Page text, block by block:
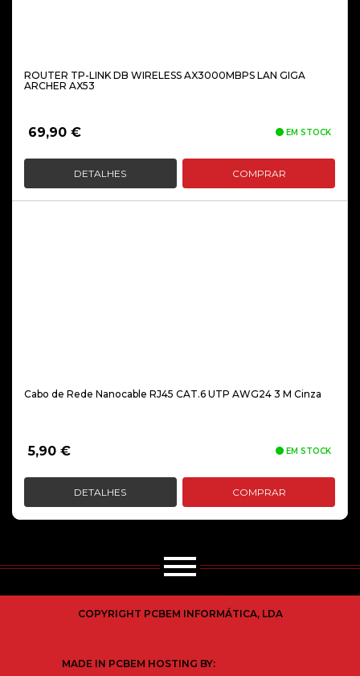
ROUTER TP-LINK DB WIRELESS AX3000MBPS LAN GIGA
ARCHER AX53
69,90 € EM STOCK
DETALHES COMPRAR
Cabo de Rede Nanocable RJ45 CAT.6 UTP AWG24 3 M Cinza
5,90 € EM STOCK
DETALHES COMPRAR
COPYRIGHT PCBEM INFORMÁTICA, LDA
MADE IN PCBEM HOSTING BY: